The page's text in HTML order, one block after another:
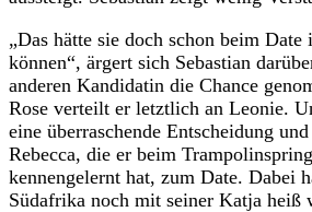
„Das hätte sie doch schon beim Date
können“, ärgert sich Sebastian
anderen Kandidatin die Chance
Rose verteilt er letztlich an Leonie.
eine überraschende Entscheidung
Rebecca, die er beim
kennengelernt hat, zum Date. Dabei
Südafrika noch mit seiner Katja heiß